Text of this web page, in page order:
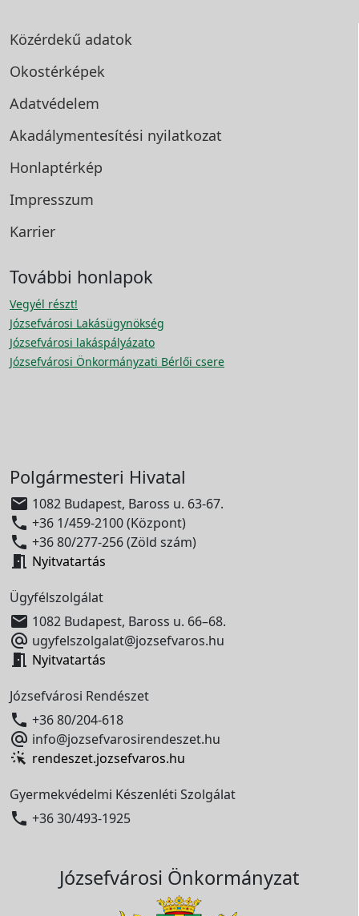
Közérdekű adatok
Okostérképek
Adatvédelem
Akadálymentesítési nyilatkozat
Honlaptérkép
Impresszum
Karrier
További honlapok
Vegyél részt!
Józsefvárosi Lakásügynökség
Józsefvárosi lakáspályázato
Józsefvárosi Önkormányzati Bérlői csere
Polgármesteri Hivatal
 1082 Budapest, Baross u. 63-67.
 +36 1/459-2100 (Központ)
 +36 80/277-256 (Zöld szám)
 Nyitvatartás
Ügyfélszolgálat
 1082 Budapest, Baross u. 66–68.
 ugyfelszolgalat@jozsefvaros.hu
 Nyitvatartás
Józsefvárosi Rendészet
 +36 80/204-618
 info@jozsefvarosirendeszet.hu
rendeszet.jozsefvaros.hu
Gyermekvédelmi Készenléti Szolgálat
 +36 30/493-1925
Józsefvárosi Önkormányzat